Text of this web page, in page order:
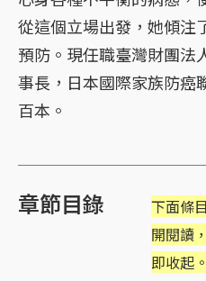
從這個立場出發，她傾注
預防。現任職臺灣財團法
事長，日本國際家族防癌
百本。
章節目錄
下面條
開閱讀
即收起。